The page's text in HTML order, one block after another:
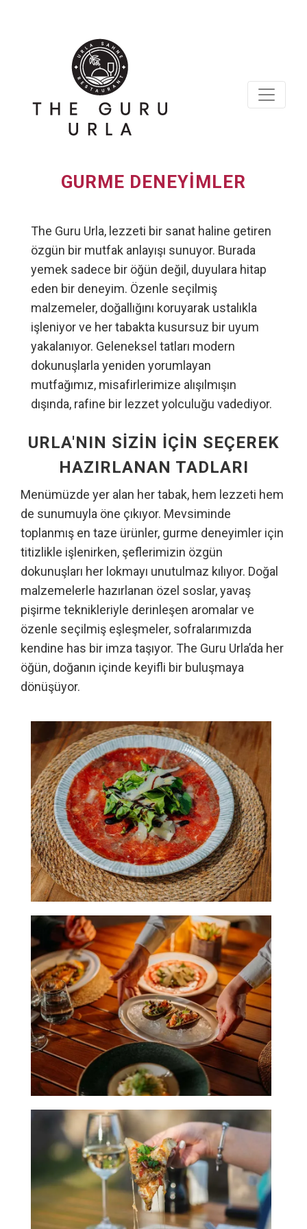
GURME DENEYİMLER
The Guru Urla, lezzeti bir sanat haline getiren
özgün bir mutfak anlayışı sunuyor. Burada
yemek sadece bir öğün değil, duyulara hitap
eden bir deneyim. Özenle seçilmiş
malzemeler, doğallığını koruyarak ustalıkla
işleniyor ve her tabakta kusursuz bir uyum
yakalanıyor. Geleneksel tatları modern
dokunuşlarla yeniden yorumlayan
mutfağımız, misafirlerimize alışılmışın
dışında, rafine bir lezzet yolculuğu vadediyor.
URLA'NIN SIZIN İÇIN SEÇEREK
HAZIRLANAN TADLARI
Menümüzde yer alan her tabak, hem lezzeti hem
de sunumuyla öne çıkıyor. Mevsiminde
toplanmış en taze ürünler, gurme deneyimler için
titizlikle işlenirken, şeflerimizin özgün
dokunuşları her lokmayı unutulmaz kılıyor. Doğal
malzemelerle hazırlanan özel soslar, yavaş
pişirme teknikleriyle derinleşen aromalar ve
özenle seçilmiş eşleşmeler, sofralarımızda
kendine has bir imza taşıyor. The Guru Urla’da her
öğün, doğanın içinde keyifli bir buluşmaya
dönüşüyor.